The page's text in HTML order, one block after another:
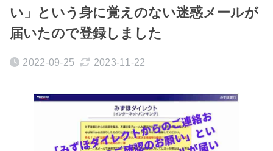
い」という身に覚えのない迷惑メールが
届いたので登録しました
2022-09-25 2023-11-22